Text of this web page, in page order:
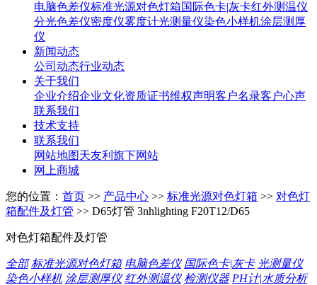
电脑色差仪标准光源对色灯箱国际色卡|灰卡红外测温仪
分光色差仪密度仪雾度计光测量仪染色小样机涂层测厚
仪
新闻动态
公司动态行业动态
关于我们
企业介绍企业文化资质证书维权声明客户名录客户心声
联系我们
技术支持
联系我们
网站地图天友利旗下网站
网上商城
您的位置： 首页 >> 产品中心 >> 标准光源对色灯箱 >> 对色灯
箱配件及灯管 >> D65灯管 3nhlighting F20T12/D65
对色灯箱配件及灯管
全部 标准光源对色灯箱 电脑色差仪 国际色卡|灰卡 光测量仪
染色小样机 涂层测厚仪 红外测温仪 检测仪器 PH计|水质分析